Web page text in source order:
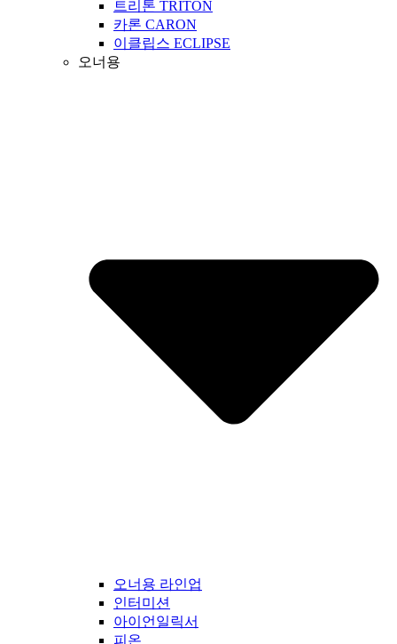
트리톤 TRITON
카론 CARON
이클립스 ECLIPSE
오너용
오너용 라인업
인터미션
아이언일릭서
피온